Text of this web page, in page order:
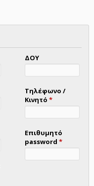
ΔΟΥ
Τηλέφωνο /
Κινητό *
Επιθυμητό
password *